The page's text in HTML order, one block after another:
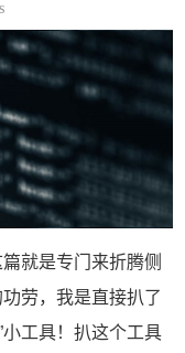
就是专门来折腾侧
劳，我是直接扒了
工具！扒这个工具